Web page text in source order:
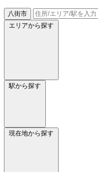
八街市
エリアから探す
駅から探す
現在地から探す